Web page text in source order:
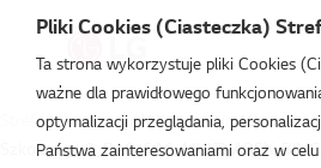
Strefa Klimatyzacji /Wydarzenia/
Pliki Cookies (Ciasteczka)
Ta strona wykorzystuje pliki Cookies
ważne dla prawidłowego
optymalizacji przeglądania,
Państwa zainteresowaniami oraz w